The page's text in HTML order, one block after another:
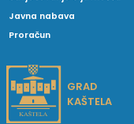
Javna nabava
Proračun
GRAD
KAŠTELA